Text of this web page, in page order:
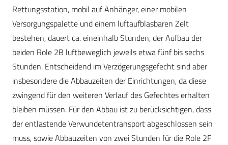
Rettungsstation, mobil auf Anhänger, einer mobilen
Versorgungspalette und einem luftaufblasbaren Zelt
bestehen, dauert ca. eineinhalb Stunden, der Aufbau der
beiden Role 2B luftbeweglich jeweils etwa fünf bis sechs
Stunden. Entscheidend im Verzögerungsgefecht sind aber
insbesondere die Abbauzeiten der Einrichtungen, da diese
zwingend für den weiteren Verlauf des Gefechtes erhalten
bleiben müssen. Für den Abbau ist zu berücksichtigen, dass
der entlastende Verwundetentransport abgeschlossen sein
muss, sowie Abbauzeiten von zwei Stunden für die Role 2F